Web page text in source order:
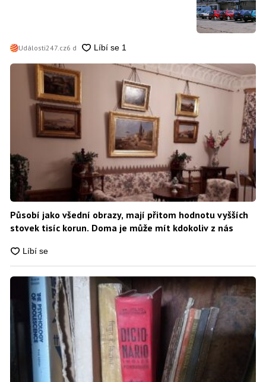
Události247.cz6 d
Působí jako všední obrazy, mají přitom hodnotu vyšších
stovek tisíc korun. Doma je může mít kdokoliv z nás